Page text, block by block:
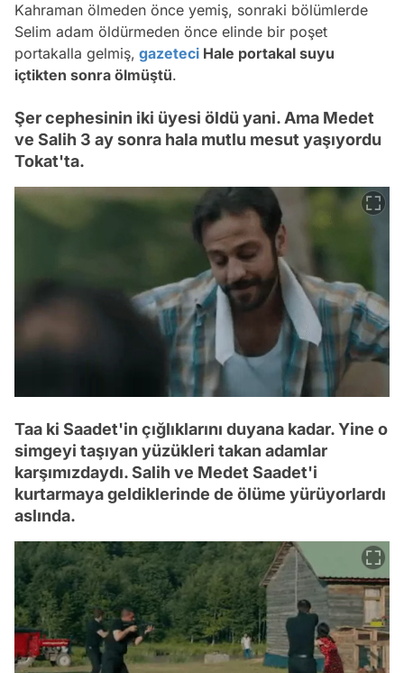
Kahraman ölmeden önce yemiş, sonraki bölümlerde
Selim adam öldürmeden önce elinde bir poşet
portakalla gelmiş, gazeteci Hale portakal suyu
içtikten sonra ölmüştü.
Şer cephesinin iki üyesi öldü yani. Ama Medet
ve Salih 3 ay sonra hala mutlu mesut yaşıyordu
Tokat'ta.
Taa ki Saadet'in çığlıklarını duyana kadar. Yine o
simgeyi taşıyan yüzükleri takan adamlar
karşımızdaydı. Salih ve Medet Saadet'i
kurtarmaya geldiklerinde de ölüme yürüyorlardı
aslında.